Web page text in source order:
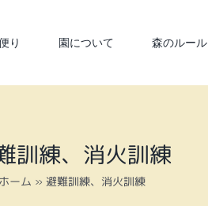
り 園について 森のルール
訓練、消火訓練
ホーム » 避難訓練、消火訓練